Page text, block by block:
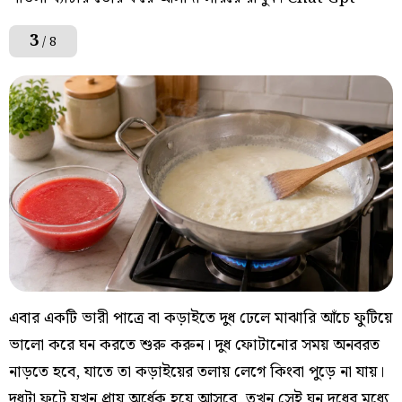
3/ 8
এবার একটি ভারী পাত্রে বা কড়াইতে দুধ ঢেলে মাঝারি আঁচে ফুটিয়ে
ভালো করে ঘন করতে শুরু করুন। দুধ ফোটানোর সময় অনবরত
নাড়তে হবে, যাতে তা কড়াইয়ের তলায় লেগে কিংবা পুড়ে না যায়।